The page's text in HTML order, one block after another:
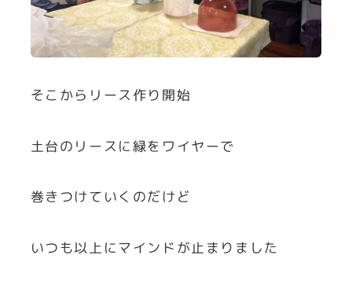
そこからリース作り開始
土台のリースに緑をワイヤーで
巻きつけていくのだけど
いつも以上にマインドが止まりました